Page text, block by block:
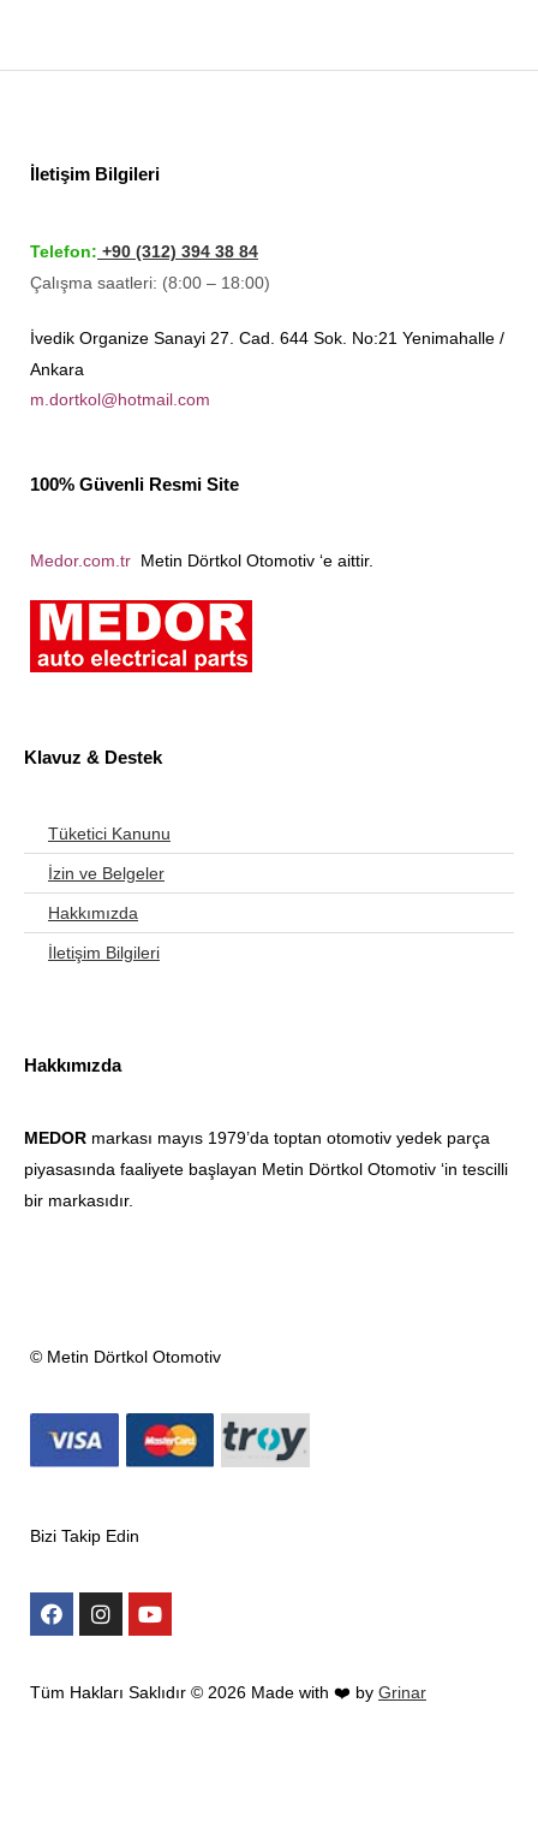
İletişim Bilgileri
Telefon: +90 (312) 394 38 84
Çalışma saatleri: (8:00 – 18:00)
İvedik Organize Sanayi 27. Cad. 644 Sok. No:21 Yenimahalle /
Ankara
m.dortkol@hotmail.com
100% Güvenli Resmi Site
Medor.com.tr Metin Dörtkol Otomotiv ‘e aittir.
Klavuz & Destek
Tüketici Kanunu
İzin ve Belgeler
Hakkımızda
İletişim Bilgileri
Hakkımızda
MEDOR markası mayıs 1979’da toptan otomotiv yedek parça
piyasasında faaliyete başlayan Metin Dörtkol Otomotiv ‘in tescilli
bir markasıdır.
© Metin Dörtkol Otomotiv
Bizi Takip Edin
Tüm Hakları Saklıdır © 2026 Made with ❤️ by Grinar